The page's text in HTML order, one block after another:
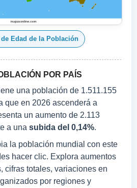
Edad de la Población
POR PAÍS
una población de 1.511.155
que en 2026 ascenderá a
un aumento de 2.113
a una subida del 0,14%.
la población mundial con este
hacer clic. Explora aumentos
cifras totales, variaciones en
por regiones y